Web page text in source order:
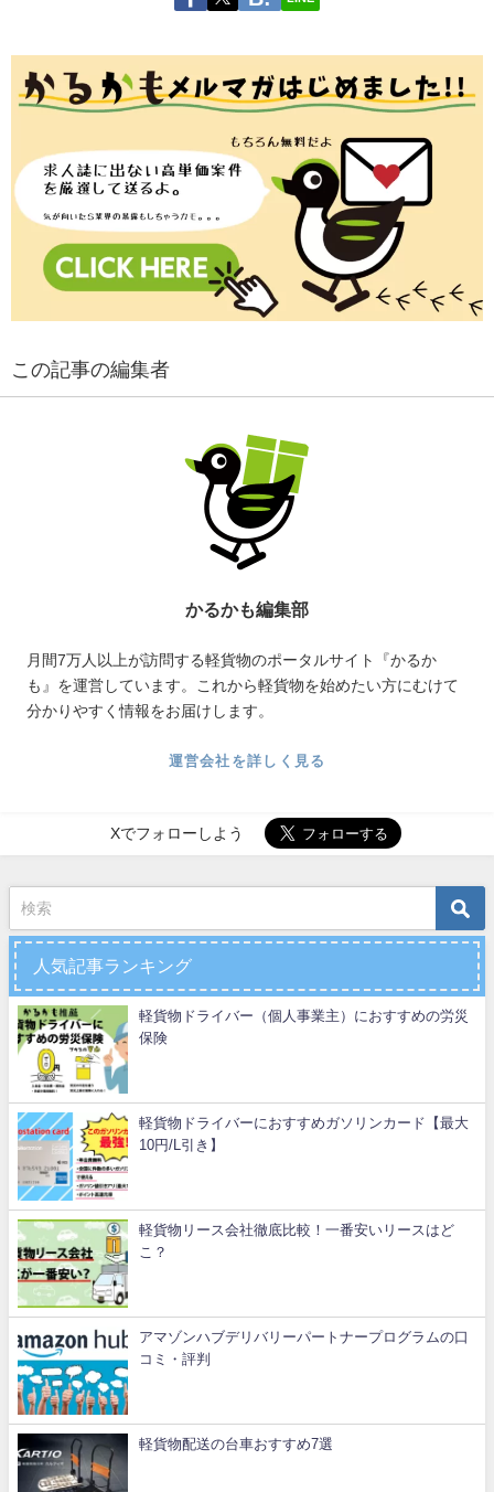
この記事の編集者
かるかも編集部
月間7万人以上が訪問する軽貨物のポータルサイト『かるか
も』を運営しています。これから軽貨物を始めたい方にむけて
分かりやすく情報をお届けします。
運営会社を詳しく見る
Xでフォローしよう
人気記事ランキング
軽貨物ドライバー（個人事業主）におすすめの労災
保険
軽貨物ドライバーにおすすめガソリンカード【最大
10円/L引き】
軽貨物リース会社徹底比較！一番安いリースはど
こ？
アマゾンハブデリバリーパートナープログラムの口
コミ・評判
軽貨物配送の台車おすすめ7選